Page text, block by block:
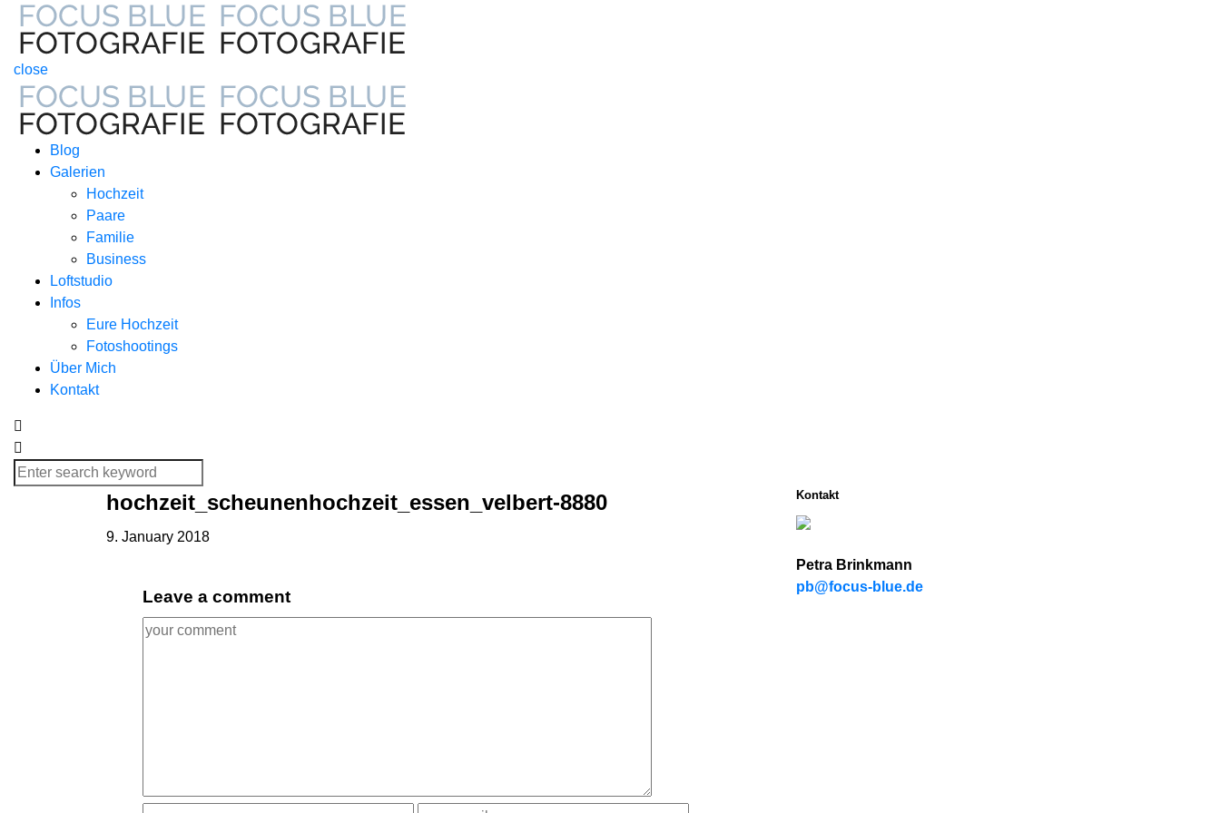
close
Blog
Galerien
Hochzeit
Paare
Familie
Business
Loftstudio
Infos
Eure Hochzeit
Fotoshootings
Über Mich
Kontakt
hochzeit_scheunenhochzeit_essen_velbert-8880
9. January 2018
Leave a comment
Kontakt
Petra Brinkmann
pb@focus-blue.de